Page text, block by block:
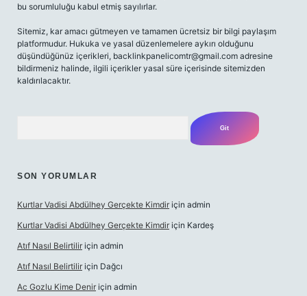
bu sorumluluğu kabul etmiş sayılırlar.
Sitemiz, kar amacı gütmeyen ve tamamen ücretsiz bir bilgi paylaşım
platformudur. Hukuka ve yasal düzenlemelere aykırı olduğunu
düşündüğünüz içerikleri, backlinkpanelicomtr@gmail.com adresine
bildirmeniz halinde, ilgili içerikler yasal süre içerisinde sitemizden
kaldırılacaktır.
SON YORUMLAR
Kurtlar Vadisi Abdülhey Gerçekte Kimdir için admin
Kurtlar Vadisi Abdülhey Gerçekte Kimdir için Kardeş
Atıf Nasıl Belirtilir için admin
Atıf Nasıl Belirtilir için Dağcı
Ac Gozlu Kime Denir için admin